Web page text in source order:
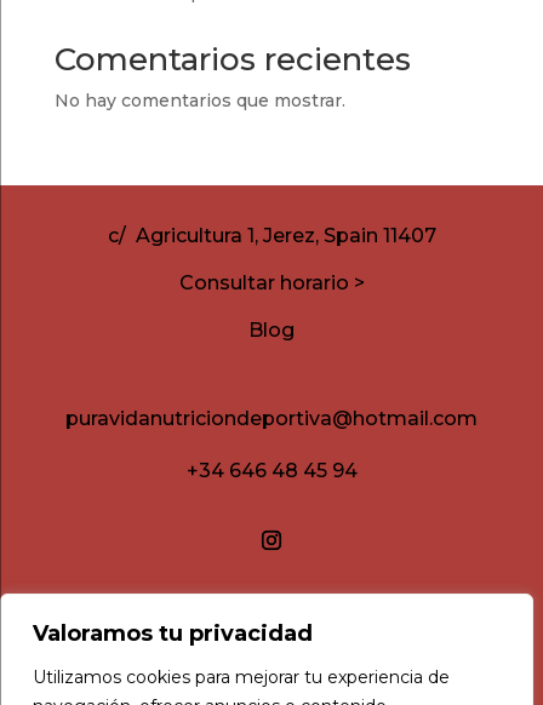
Valoramos tu privacidad
Utilizamos cookies para mejorar tu experiencia de
Comentarios recientes
No hay comentarios que mostrar.
c/ Agricultura 1, Jerez, Spain 11407
Consultar horario >
Blog
puravidanutriciondeportiva@hotmail.com
+34 646 48 45 94